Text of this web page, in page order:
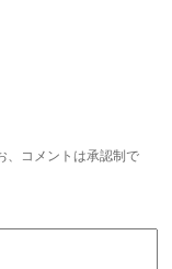
、コメントは承認制で